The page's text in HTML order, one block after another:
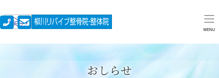
MENU
おしらせ